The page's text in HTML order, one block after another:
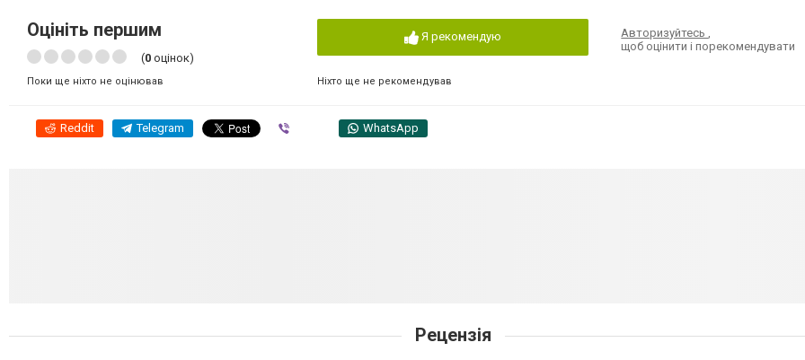
Оцініть першим
(0 оцінок)
Поки ще ніхто не оцінював
Я рекомендую
Ніхто ще не рекомендував
Авторизуйтесь,
щоб оцінити і порекомендувати
Reddit Telegram WhatsApp
Рецензія